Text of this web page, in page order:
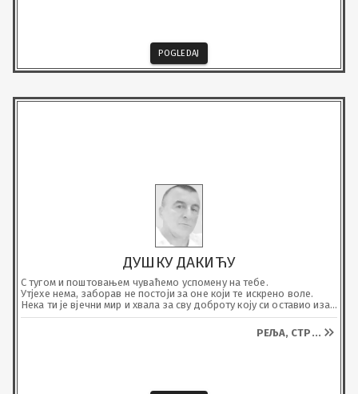
POGLEDAJ
ДУШКУ ДАКИЋУ
С тугом и поштовањем чуваћемо успомену на тебе.
Утјехе нема, заборав не постоји за оне који те искрено воле.
Нека ти је вјечни мир и хвала за сву доброту коју си оставио иза
себе .
РЕЉА, СТР ...